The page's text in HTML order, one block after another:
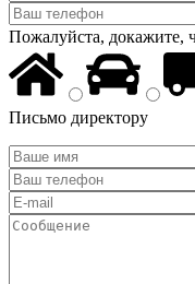
Пожалуйста, докажите,
Письмо директору